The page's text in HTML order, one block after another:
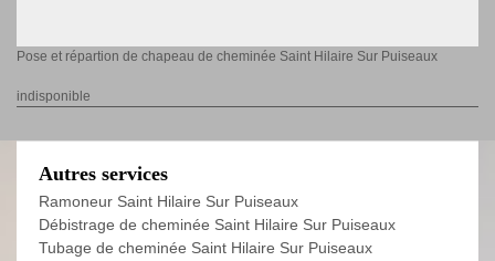
Pose et répartion de chapeau de cheminée Saint Hilaire Sur Puiseaux
indisponible
Autres services
Ramoneur Saint Hilaire Sur Puiseaux
Débistrage de cheminée Saint Hilaire Sur Puiseaux
Tubage de cheminée Saint Hilaire Sur Puiseaux